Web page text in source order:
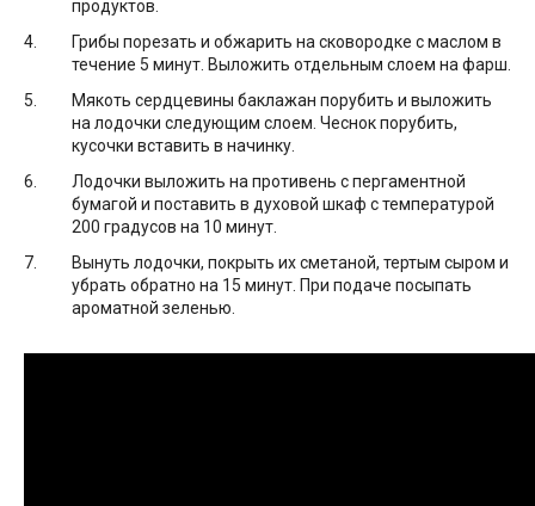
продуктов.
Грибы порезать и обжарить на сковородке с маслом в
течение 5 минут. Выложить отдельным слоем на фарш.
Мякоть сердцевины баклажан порубить и выложить
на лодочки следующим слоем. Чеснок порубить,
кусочки вставить в начинку.
Лодочки выложить на противень с пергаментной
бумагой и поставить в духовой шкаф с температурой
200 градусов на 10 минут.
Вынуть лодочки, покрыть их сметаной, тертым сыром и
убрать обратно на 15 минут. При подаче посыпать
ароматной зеленью.